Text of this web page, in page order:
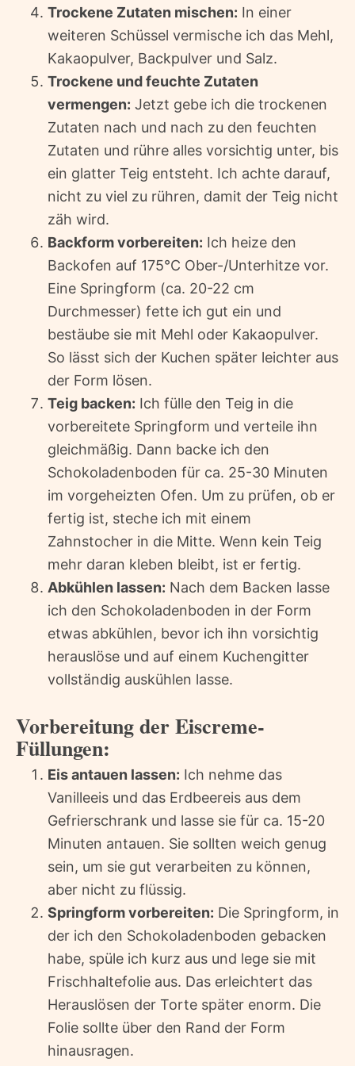
Trockene Zutaten mischen: In einer
weiteren Schüssel vermische ich das Mehl,
Kakaopulver, Backpulver und Salz.
Trockene und feuchte Zutaten
vermengen: Jetzt gebe ich die trockenen
Zutaten nach und nach zu den feuchten
Zutaten und rühre alles vorsichtig unter, bis
ein glatter Teig entsteht. Ich achte darauf,
nicht zu viel zu rühren, damit der Teig nicht
zäh wird.
Backform vorbereiten: Ich heize den
Backofen auf 175°C Ober-/Unterhitze vor.
Eine Springform (ca. 20-22 cm
Durchmesser) fette ich gut ein und
bestäube sie mit Mehl oder Kakaopulver.
So lässt sich der Kuchen später leichter aus
der Form lösen.
Teig backen: Ich fülle den Teig in die
vorbereitete Springform und verteile ihn
gleichmäßig. Dann backe ich den
Schokoladenboden für ca. 25-30 Minuten
im vorgeheizten Ofen. Um zu prüfen, ob er
fertig ist, steche ich mit einem
Zahnstocher in die Mitte. Wenn kein Teig
mehr daran kleben bleibt, ist er fertig.
Abkühlen lassen: Nach dem Backen lasse
ich den Schokoladenboden in der Form
etwas abkühlen, bevor ich ihn vorsichtig
herauslöse und auf einem Kuchengitter
vollständig auskühlen lasse.
Vorbereitung der Eiscreme-
Füllungen:
Eis antauen lassen: Ich nehme das
Vanilleeis und das Erdbeereis aus dem
Gefrierschrank und lasse sie für ca. 15-20
Minuten antauen. Sie sollten weich genug
sein, um sie gut verarbeiten zu können,
aber nicht zu flüssig.
Springform vorbereiten: Die Springform, in
der ich den Schokoladenboden gebacken
habe, spüle ich kurz aus und lege sie mit
Frischhaltefolie aus. Das erleichtert das
Herauslösen der Torte später enorm. Die
Folie sollte über den Rand der Form
hinausragen.